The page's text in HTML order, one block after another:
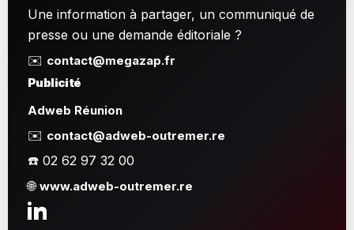
Une information à partager, un communiqué de
presse ou une demande éditoriale ?
✉️ contact@megazap.fr
Publicité
Adweb Réunion
✉️ contact@adweb-outremer.re
☎️ 02 62 97 32 00
🌐www.adweb-outremer.re